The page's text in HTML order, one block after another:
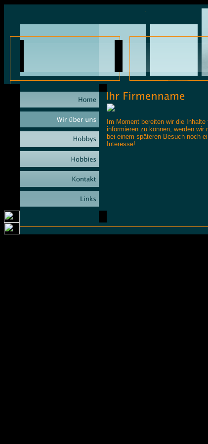
Im Moment bereiten wir die
informieren zu können, werden
bei einem späteren Besuch noch
Interesse!